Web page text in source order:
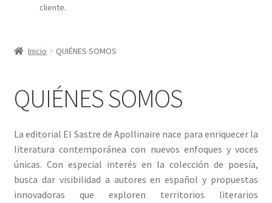
cliente.
Inicio QUIÉNES SOMOS
QUIÉNES SOMOS
La editorial El Sastre de Apollinaire nace para enriquecer la
literatura contemporánea con nuevos enfoques y voces
únicas. Con especial interés en la colección de poesía,
busca dar visibilidad a autores en español y propuestas
innovadoras que exploren territorios literarios